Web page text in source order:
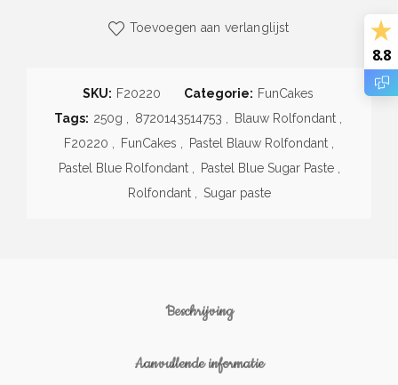
Toevoegen aan verlanglijst
SKU: F20220 Categorie: FunCakes
Tags: 250g 8720143514753 Blauw Rolfondant
F20220
FunCakes Pastel Blauw Rolfondant
Pastel Blue Rolfondant
Pastel Blue Sugar Paste
Rolfondant
Sugar paste
Beschrijving
Aanvullende informatie
8.8